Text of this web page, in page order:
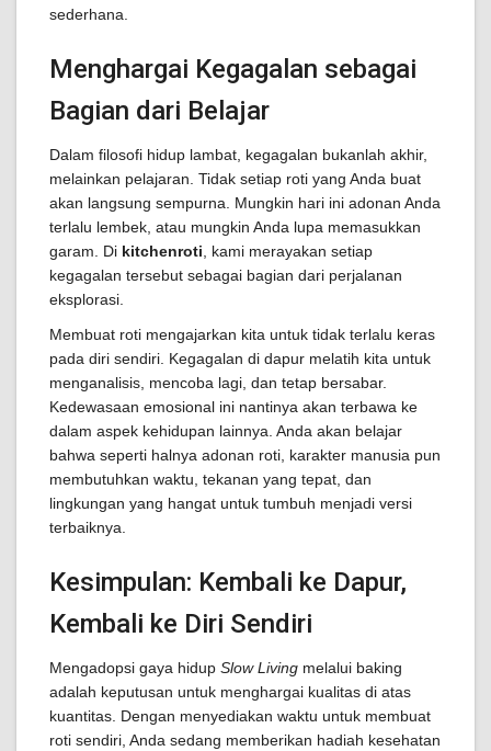
sederhana.
Menghargai Kegagalan sebagai
Bagian dari Belajar
Dalam filosofi hidup lambat, kegagalan bukanlah akhir,
melainkan pelajaran. Tidak setiap roti yang Anda buat
akan langsung sempurna. Mungkin hari ini adonan Anda
terlalu lembek, atau mungkin Anda lupa memasukkan
garam. Di kitchenroti , kami merayakan setiap
kegagalan tersebut sebagai bagian dari perjalanan
eksplorasi.
Membuat roti mengajarkan kita untuk tidak terlalu keras
pada diri sendiri. Kegagalan di dapur melatih kita untuk
menganalisis, mencoba lagi, dan tetap bersabar.
Kedewasaan emosional ini nantinya akan terbawa ke
dalam aspek kehidupan lainnya. Anda akan belajar
bahwa seperti halnya adonan roti, karakter manusia pun
membutuhkan waktu, tekanan yang tepat, dan
lingkungan yang hangat untuk tumbuh menjadi versi
terbaiknya.
Kesimpulan: Kembali ke Dapur,
Kembali ke Diri Sendiri
Mengadopsi gaya hidup Slow Living melalui baking
adalah keputusan untuk menghargai kualitas di atas
kuantitas. Dengan menyediakan waktu untuk membuat
roti sendiri, Anda sedang memberikan hadiah kesehatan